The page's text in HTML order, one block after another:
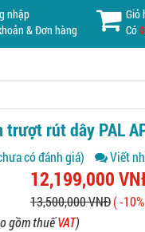
nhập
& Đơn hàng
Giỏ
Có0
trượt rút dây PAL
có đánh giá)
Viết
12,199,000
13,500,000 VNĐ( -
gồm thuếVAT)